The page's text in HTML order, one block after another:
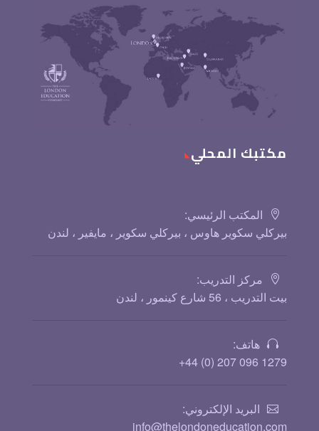
مكتبك المحلي
المكتب الرئيسي:
بيركلي سكوير هاوس ، بيركلي سكوير ، مايفير ، لندن
مركز التدريب:
بيت التدريب ، 56 شارع كينمور ، لندن
هاتف:
1279 096 207 (0) 44+
البريد الإلكتروني:
info@thelondoneducation.com